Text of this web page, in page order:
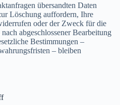
übersandten Daten
Löschung auffordern, Ihre
oder der Zweck für die
abgeschlossener Bearbeitung
Bestimmungen –
– bleiben